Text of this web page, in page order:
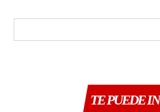
TE PUEDE